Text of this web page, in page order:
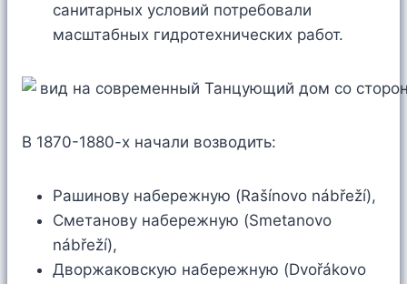
санитарных условий потребовали
масштабных гидротехнических работ.
В 1870-1880-х начали возводить:
Рашинову набережную (Rašínovo nábřeží),
Сметанову набережную (Smetanovo
nábřeží),
Дворжаковскую набережную (Dvořákovo